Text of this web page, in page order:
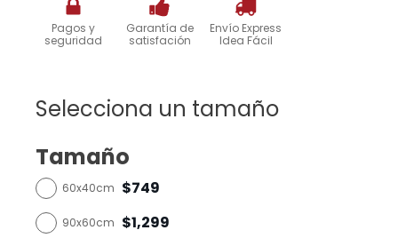
Pagos y
seguridad
Garantía de
satisfación
Envío Express
Idea Fácil
Selecciona un tamaño
Tamaño
60x40cm $749
90x60cm $1,299